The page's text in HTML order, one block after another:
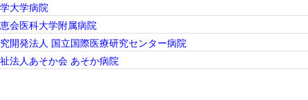
大学病院
会医科大学附属病院
開発法人 国立国際医療研究センター病院
法人あそか会 あそか病院